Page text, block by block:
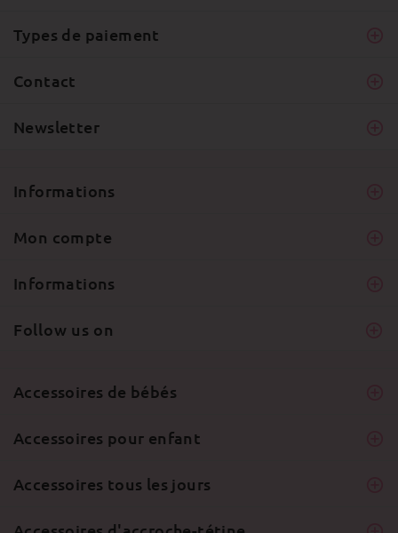
Types de paiement
Contact
Newsletter
Informations
Mon compte
Informations
Follow us on
Accessoires de bébés
Accessoires pour enfant
Accessoires tous les jours